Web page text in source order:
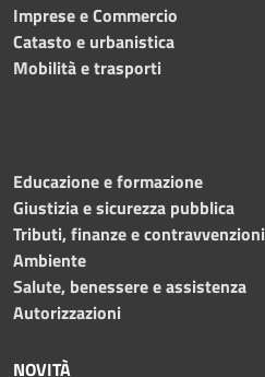
Imprese e Commercio
Catasto e urbanistica
Mobilità e trasporti
Educazione e formazione
Giustizia e sicurezza pubblica
Tributi, finanze e contravvenzioni
Ambiente
Salute, benessere e assistenza
Autorizzazioni
NOVITÀ